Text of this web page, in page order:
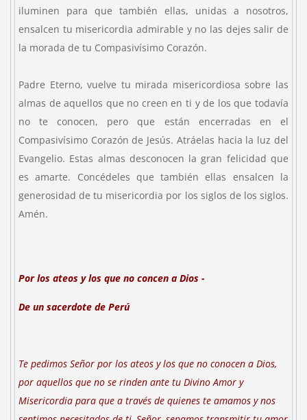
iluminen para que también ellas, unidas a nosotros,
ensalcen tu misericordia admirable y no las dejes salir de
la morada de tu Compasivísimo Corazón.
Padre Eterno, vuelve tu mirada misericordiosa sobre las
almas de aquellos que no creen en ti y de los que todavía
no te conocen, pero que están encerradas en el
Compasivísimo Corazón de Jesús. Atráelas hacia la luz del
Evangelio. Estas almas desconocen la gran felicidad que
es amarte. Concédeles que también ellas ensalcen la
generosidad de tu misericordia por los siglos de los siglos.
Amén.
Por los ateos y los que no concen a Dios -
De un sacerdote de Perú
Te pedimos Señor por los ateos y los que no conocen a Dios,
por aquellos que no se rinden ante tu Divino Amor y
Misericordia para que a través de quienes te amamos y nos